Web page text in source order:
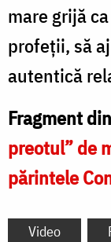
mare grijă
profeții, să
autentică
Fragment
preotul” de
părintele
Video